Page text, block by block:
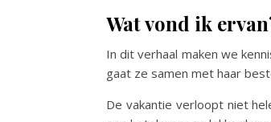
Wat vond ik
In dit verhaal maken we
gaat ze samen met haar
De vakantie verloopt niet